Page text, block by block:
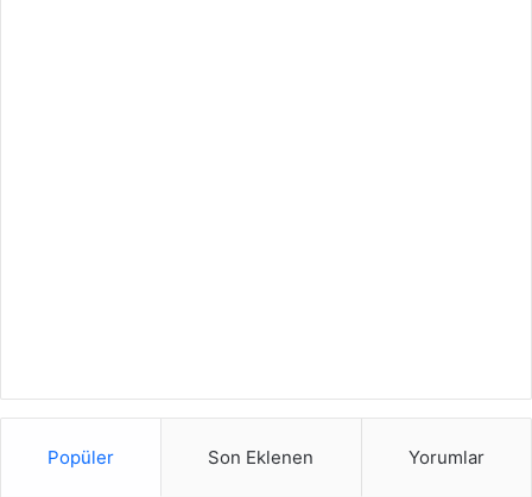
Popüler Son Eklenen Yorumlar